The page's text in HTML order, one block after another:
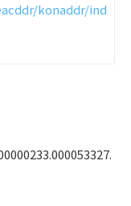
konaddr/ind